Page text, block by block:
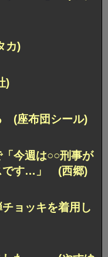
カ)
)
(座布団シール)
「今週は○○刑事が
です…」 (西郷)
ョッキを着用し